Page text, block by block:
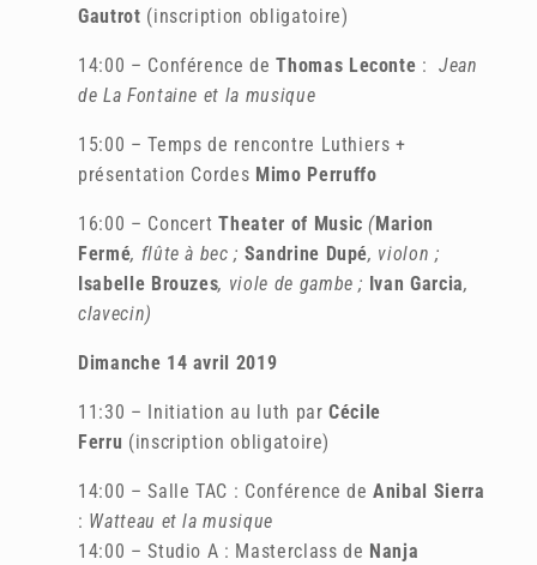
Gautrot (inscription obligatoire)
14:00 – Conférence deThomas Leconte :Jean
de La Fontaine et la musique
15:00 – Temps de rencontre Luthiers +
présentation Cordes Mimo Perruffo
16:00 – ConcertTheater of Music (Marion
Fermé, flûte à bec ; Sandrine Dupé, violon ;
Isabelle Brouzes, viole de gambe ; Ivan Garcia,
clavecin)
Dimanche 14 avril 2019
11:30 – Initiation au luth parCécile
Ferru (inscription obligatoire)
14:00 – Salle TAC : Conférence deAnibal Sierra
: Watteau et la musique
14:00 – Studio A : Masterclass de Nanja